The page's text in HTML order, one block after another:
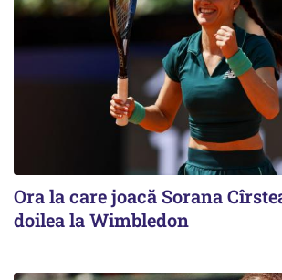
Ora la care joacă Sorana
doilea la Wimbledon